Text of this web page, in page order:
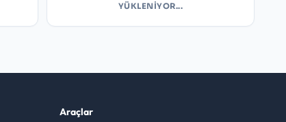
YÜKLENIYOR...
Araçlar